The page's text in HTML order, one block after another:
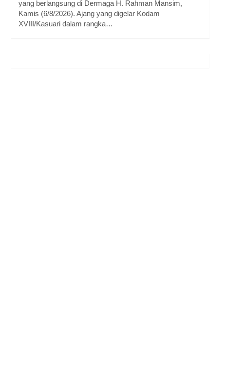
yang berlangsung di Dermaga H. Rahman Mansim,
Kamis (6/8/2026). Ajang yang digelar Kodam
XVIII/Kasuari dalam rangka…